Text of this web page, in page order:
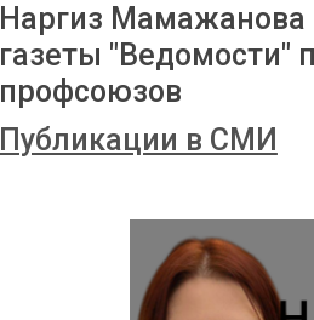
Наргиз Мамажанова
газеты "Ведомости"
профсоюзов
Публикации в СМИ